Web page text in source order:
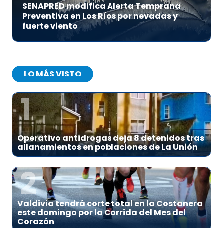
SENAPRED modifica Alerta Temprana
Preventiva en Los Ríos por nevadas y
fuerte viento
LO MÁS VISTO
1
Operativo antidrogas deja 8 detenidos tras
allanamientos en poblaciones de La Unión
2
Valdivia tendrá corte total en la Costanera
este domingo por la Corrida del Mes del
Corazón